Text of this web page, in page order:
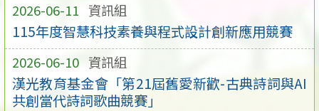
2026-06-11 資訊組
115年度智慧科技素養與程式設計創新應用競賽
2026-06-10 資訊組
漢光教育基金會「第21屆舊愛新歡-古典詩詞與AI
共創當代詩詞歌曲競賽」